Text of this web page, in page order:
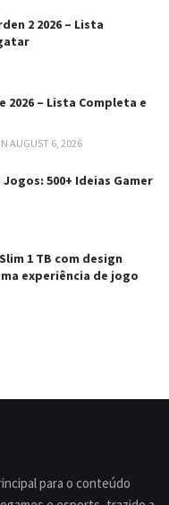
2 2026 – Lista
2026 – Lista Completa e
AUGUST 6, 2026
500+ Ideias Gamer
1 TB com design
experiência de jogo
para o conteúdo